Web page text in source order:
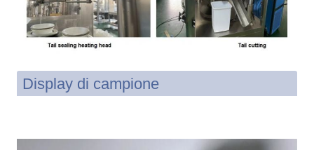
Display di campione